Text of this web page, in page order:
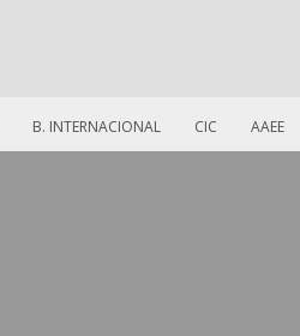
B. INTERNACIONAL CIC AAEE